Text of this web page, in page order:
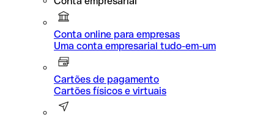
Conta online para empresas
Uma conta empresarial tudo-em-um
Cartões de pagamento
Cartões físicos e virtuais